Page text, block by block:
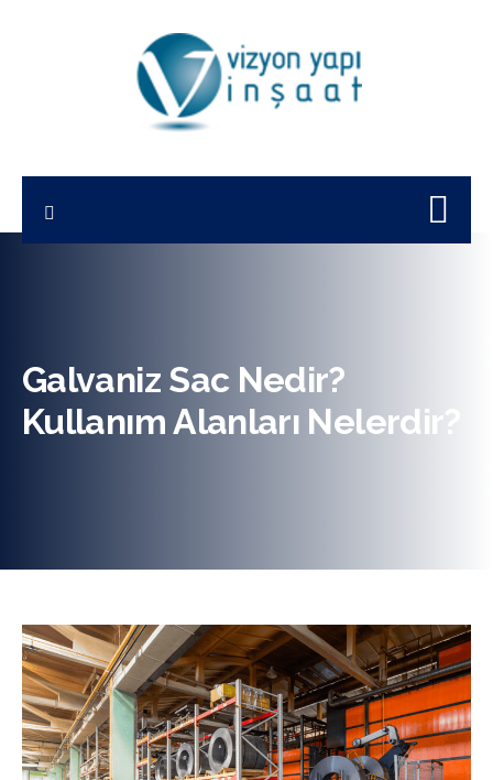
Galvaniz Sac Nedir?
Kullanım Alanları Nelerdir?